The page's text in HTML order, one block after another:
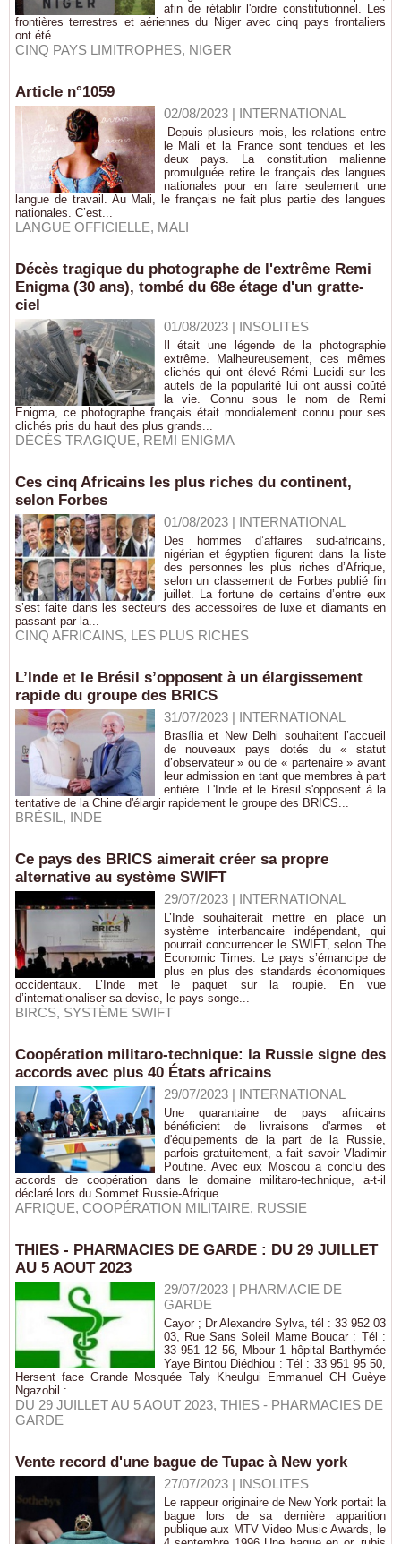
afin de rétablir l'ordre constitutionnel. Les
frontières terrestres et aériennes du Niger avec cinq pays frontaliers
ont été...
CINQ PAYS LIMITROPHES, NIGER
Article n°1059
02/08/2023| INTERNATIONAL
Depuis plusieurs mois, les relations entre
le Mali et la France sont tendues et les
deux pays. La constitution malienne
promulguée retire le français des langues
nationales pour en faire seulement une
langue de travail. Au Mali, le français ne fait plus partie des langues
nationales. C’est...
LANGUE OFFICIELLE, MALI
Décès tragique du photographe de l'extrême Remi
Enigma (30 ans), tombé du 68e étage d'un gratte-
ciel
01/08/2023| INSOLITES
Il était une légende de la photographie
extrême. Malheureusement, ces mêmes
clichés qui ont élevé Rémi Lucidi sur les
autels de la popularité lui ont aussi coûté
la vie. Connu sous le nom de Remi
Enigma, ce photographe français était mondialement connu pour ses
clichés pris du haut des plus grands...
DÉCÈS TRAGIQUE, REMI ENIGMA
Ces cinq Africains les plus riches du continent,
selon Forbes
01/08/2023| INTERNATIONAL
Des hommes d’affaires sud-africains,
nigérian et égyptien figurent dans la liste
des personnes les plus riches d’Afrique,
selon un classement de Forbes publié fin
juillet. La fortune de certains d’entre eux
s’est faite dans les secteurs des accessoires de luxe et diamants en
passant par la...
CINQ AFRICAINS, LES PLUS RICHES
L’Inde et le Brésil s’opposent à un élargissement
rapide du groupe des BRICS
31/07/2023| INTERNATIONAL
Brasília et New Delhi souhaitent l’accueil
de nouveaux pays dotés du « statut
d’observateur » ou de « partenaire » avant
leur admission en tant que membres à part
entière. L'Inde et le Brésil s'opposent à la
tentative de la Chine d'élargir rapidement le groupe des BRICS...
BRÉSIL , INDE
Ce pays des BRICS aimerait créer sa propre
alternative au système SWIFT
29/07/2023| INTERNATIONAL
L’Inde souhaiterait mettre en place un
système interbancaire indépendant, qui
pourrait concurrencer le SWIFT, selon The
Economic Times. Le pays s’émancipe de
plus en plus des standards économiques
occidentaux. L’Inde met le paquet sur la roupie. En vue
d’internationaliser sa devise, le pays songe...
BIRCS, SYSTÈME SWIFT
Coopération militaro-technique: la Russie signe des
accords avec plus 40 États africains
29/07/2023| INTERNATIONAL
Une quarantaine de pays africains
bénéficient de livraisons d'armes et
d'équipements de la part de la Russie,
parfois gratuitement, a fait savoir Vladimir
Poutine. Avec eux Moscou a conclu des
accords de coopération dans le domaine militaro-technique, a-t-il
déclaré lors du Sommet Russie-Afrique....
AFRIQUE, COOPÉRATION MILITAIRE, RUSSIE
THIES - PHARMACIES DE GARDE : DU 29 JUILLET
AU 5 AOUT 2023
29/07/2023| PHARMACIE DE
GARDE
Cayor ; Dr Alexandre Sylva, tél : 33 952 03
03, Rue Sans Soleil Mame Boucar : Tél :
33 951 12 56, Mbour 1 hôpital Barthymée
Yaye Bintou Diédhiou : Tél : 33 951 95 50,
Hersent face Grande Mosquée Taly Kheulgui Emmanuel CH Guèye
Ngazobil :...
DU 29 JUILLET AU 5 AOUT 2023, THIES - PHARMACIES DE
GARDE
Vente record d'une bague de Tupac à New york
27/07/2023| INSOLITES
Le rappeur originaire de New York portait la
bague lors de sa dernière apparition
publique aux MTV Video Music Awards, le